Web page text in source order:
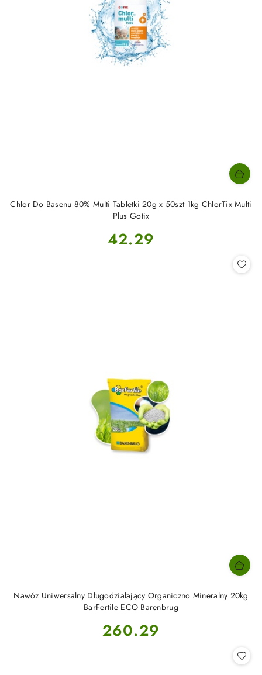
Chlor Do Basenu 80% Multi Tabletki 20g x 50szt 1kg ChlorTix Multi
Plus Gotix
Cena:
42.29
Nawóz Uniwersalny Długodziałający Organiczno Mineralny 20kg
BarFertile ECO Barenbrug
Cena:
260.29